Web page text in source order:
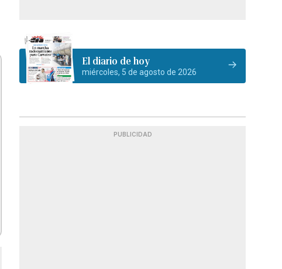
El diario de hoy
miércoles, 5 de agosto de 2026
PUBLICIDAD